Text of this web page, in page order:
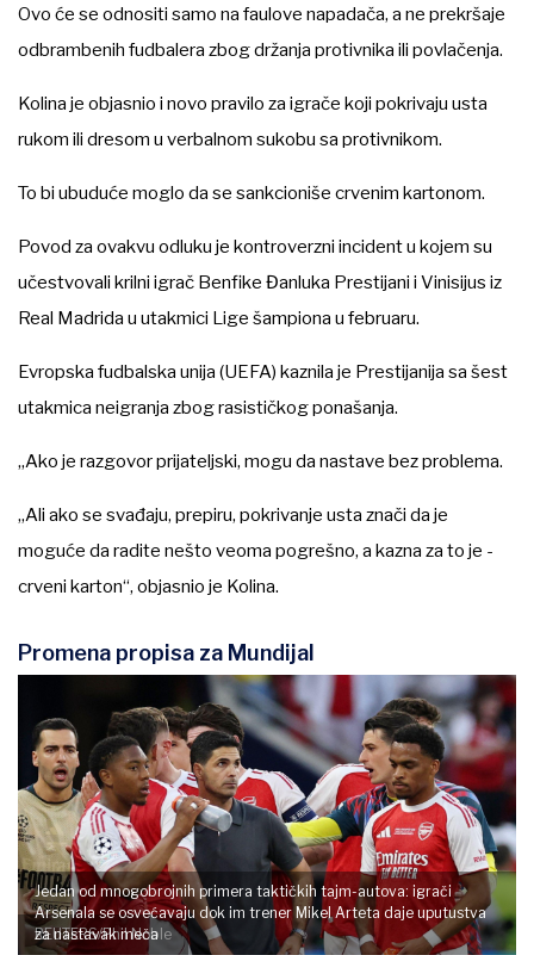
Ovo će se odnositi samo na faulove napadača, a ne prekršaje
odbrambenih fudbalera zbog držanja protivnika ili povlačenja.
Kolina je objasnio i novo pravilo za igrače koji pokrivaju usta
rukom ili dresom u verbalnom sukobu sa protivnikom.
To bi ubuduće moglo da se sankcioniše crvenim kartonom.
Povod za ovakvu odluku je kontroverzni incident u kojem su
učestvovali krilni igrač Benfike Đanluka Prestijani i Vinisijus iz
Real Madrida u utakmici Lige šampiona u februaru.
Evropska fudbalska unija (UEFA) kaznila je Prestijanija sa šest
utakmica neigranja zbog rasističkog ponašanja.
„Ako je razgovor prijateljski, mogu da nastave bez problema.
„Ali ako se svađaju, prepiru, pokrivanje usta znači da je
moguće da radite nešto veoma pogrešno, a kazna za to je -
crveni karton“, objasnio je Kolina.
Promena propisa za Mundijal
REUTERS/Phil Noble
Jedan od mnogobrojnih primera taktičkih tajm-autova: igrači
Arsenala se osvećavaju dok im trener Mikel Arteta daje uputustva
za nastavak meča